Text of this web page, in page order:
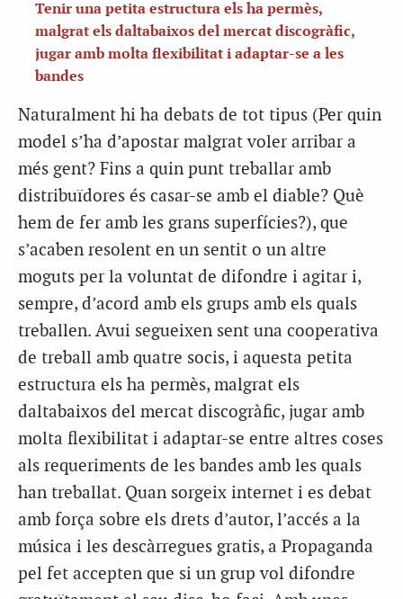
Tenir una petita estructura els ha permès,
malgrat els daltabaixos del mercat discogràfic,
jugar amb molta flexibilitat i adaptar-se a les
bandes
Naturalment hi ha debats de tot tipus (Per quin
model s’ha d’apostar malgrat voler arribar a
més gent? Fins a quin punt treballar amb
distribuïdores és casar-se amb el diable? Què
hem de fer amb les grans superfícies?), que
s’acaben resolent en un sentit o un altre
moguts per la voluntat de difondre i agitar i,
sempre, d’acord amb els grups amb els quals
treballen. Avui segueixen sent una cooperativa
de treball amb quatre socis, i aquesta petita
estructura els ha permès, malgrat els
daltabaixos del mercat discogràfic, jugar amb
molta flexibilitat i adaptar-se entre altres coses
als requeriments de les bandes amb les quals
han treballat. Quan sorgeix internet i es debat
amb força sobre els drets d’autor, l’accés a la
música i les descàrregues gratis, a Propaganda
pel fet accepten que si un grup vol difondre